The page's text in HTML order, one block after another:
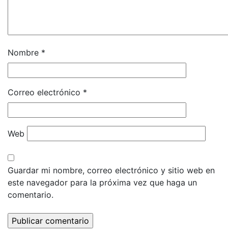
Nombre *
Correo electrónico *
Web
Guardar mi nombre, correo electrónico y sitio web en
este navegador para la próxima vez que haga un
comentario.